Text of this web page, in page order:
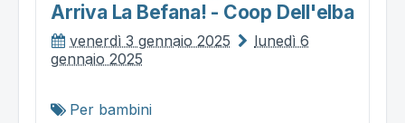
Arriva La Befana! - Coop Dell'elba
venerdì 3 gennaio 2025
lunedì 6
gennaio 2025
Per bambini